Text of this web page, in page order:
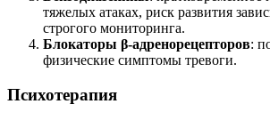
тяжелых атаках, риск развития
строгого мониторинга.
Блокаторы β-адренорецепторов:
физические симптомы тревоги.
Психотерапия